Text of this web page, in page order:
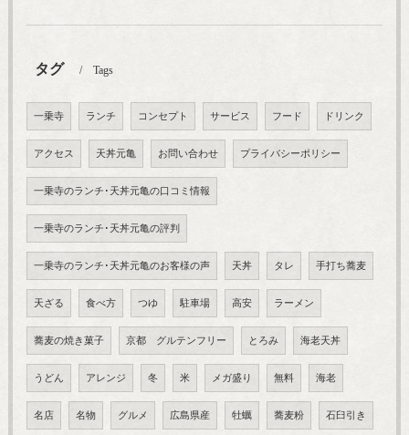
タグ Tags
一乗寺 ランチ コンセプト サービス フード ドリンク
アクセス 天丼元亀 お問い合わせ プライバシーポリシー
一乗寺のランチ･天丼元亀の口コミ情報
一乗寺のランチ･天丼元亀の評判
一乗寺のランチ･天丼元亀のお客様の声 天丼 タレ 手打ち蕎麦
天ざる 食べ方 つゆ 駐車場 高安 ラーメン
蕎麦の焼き菓子 京都 グルテンフリー とろみ 海老天丼
うどん アレンジ 冬 米 メガ盛り 無料 海老
名店 名物 グルメ 広島県産 牡蠣 蕎麦粉 石臼引き